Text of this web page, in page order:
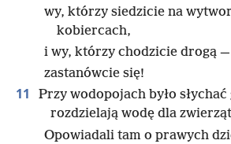
wy, którzy siedzicie na
kobiercach,
i wy, którzy chodzicie drogą —
zastanówcie się!
11
Przy wodopojach było
rozdzielają wodę dla
Opowiadali tam o prawych